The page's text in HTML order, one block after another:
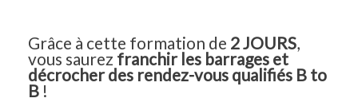
Grâce à cette formation de 2 JOURS,
vous saurez franchir les barrages et
décrocher des rendez-vous qualifiés B to
B !